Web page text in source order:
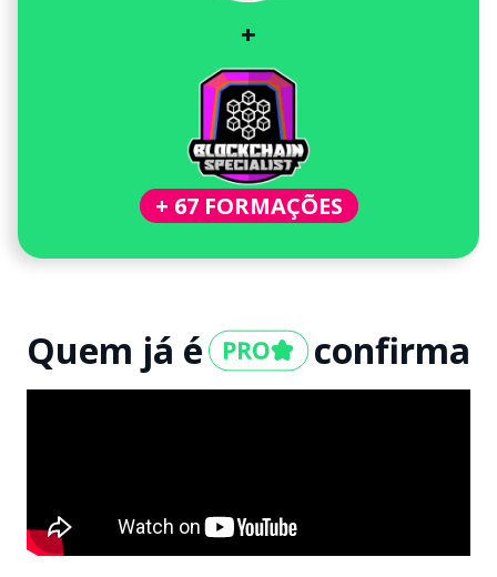
+
+ 67 FORMAÇÕES
Quem já é confirma